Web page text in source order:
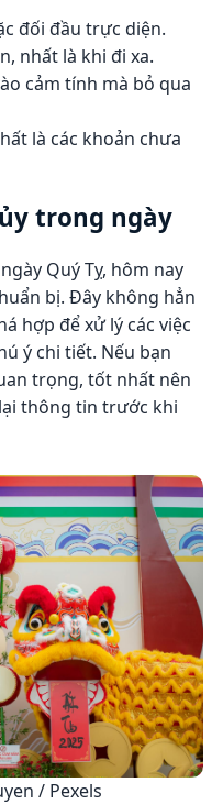
đối đầu trực diện.
nhất là khi đi xa.
cảm tính mà bỏ qua
là các khoản chưa
trong ngày
Quý Tỵ, hôm nay
bị. Đây không hẳn
hợp để xử lý các việc
ý chi tiết. Nếu bạn
trọng, tốt nhất nên
thông tin trước khi
/ Pexels